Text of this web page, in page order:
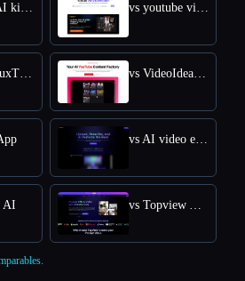
vs Free AI kissing video generator vs youtube video downloader
vs TheFluxTrain vs VideoIdeas AI
vs AI video editor
AI vs Topview AI URL to Video